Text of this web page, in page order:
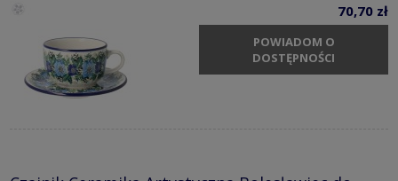
70,70 zł
POWIADOM O
DOSTĘPNOŚCI